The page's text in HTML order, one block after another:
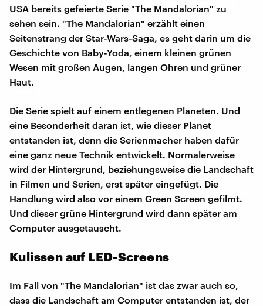
USA bereits gefeierte Serie "The Mandalorian" zu
sehen sein. "The Mandalorian" erzählt einen
Seitenstrang der Star-Wars-Saga, es geht darin um die
Geschichte von Baby-Yoda, einem kleinen grünen
Wesen mit großen Augen, langen Ohren und grüner
Haut.
Die Serie spielt auf einem entlegenen Planeten. Und
eine Besonderheit daran ist, wie dieser Planet
entstanden ist, denn die Serienmacher haben dafür
eine ganz neue Technik entwickelt. Normalerweise
wird der Hintergrund, beziehungsweise die Landschaft
in Filmen und Serien, erst später eingefügt. Die
Handlung wird also vor einem Green Screen gefilmt.
Und dieser grüne Hintergrund wird dann später am
Computer ausgetauscht.
Kulissen auf LED-Screens
Im Fall von "The Mandalorian" ist das zwar auch so,
dass die Landschaft am Computer entstanden ist, der